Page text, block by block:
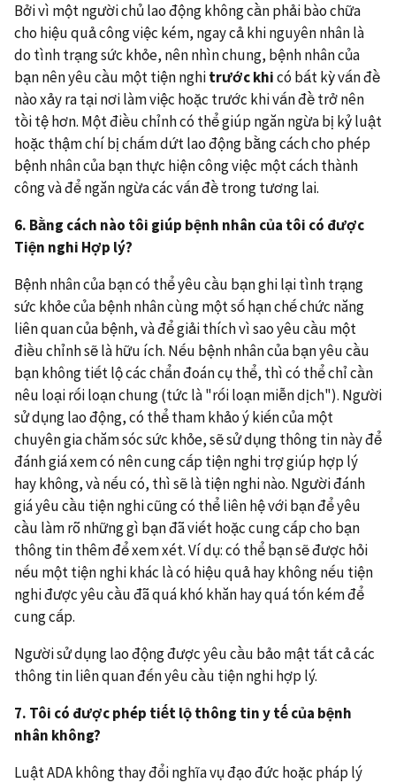
Bởi vì một người chủ lao động không cần phải bào chữa
cho hiệu quả công việc kém, ngay cả khi nguyên nhân là
do tình trạng sức khỏe, nên nhìn chung, bệnh nhân của
bạn nên yêu cầu một tiện nghitrước khicó bất kỳ vấn đề
nào xảy ra tại nơi làm việc hoặc trước khi vấn đề trở nên
tồi tệ hơn. Một điều chỉnh có thể giúp ngăn ngừa bị kỷ luật
hoặc thậm chí bị chấm dứt lao động bằng cách cho phép
bệnh nhân của bạn thực hiện công việc một cách thành
công và để ngăn ngừa các vấn đề trong tương lai.
6. Bằng cách nào tôi giúp bệnh nhân của tôi có được
Tiện nghi Hợp lý?
Bệnh nhân của bạn có thể yêu cầu bạn ghi lại tình trạng
sức khỏe của bệnh nhân cùng một số hạn chế chức năng
liên quan của bệnh, và để giải thích vì sao yêu cầu một
điều chỉnh sẽ là hữu ích. Nếu bệnh nhân của bạn yêu cầu
bạn không tiết lộ các chẩn đoán cụ thể, thì có thể chỉ cần
nêu loại rối loạn chung (tức là "rối loạn miễn dịch"). Người
sử dụng lao động, có thể tham khảo ý kiến của một
chuyên gia chăm sóc sức khỏe, sẽ sử dụng thông tin này để
đánh giá xem có nên cung cấp tiện nghi trợ giúp hợp lý
hay không, và nếu có, thì sẽ là tiện nghi nào. Người đánh
giá yêu cầu tiện nghi cũng có thể liên hệ với bạn để yêu
cầu làm rõ những gì bạn đã viết hoặc cung cấp cho bạn
thông tin thêm để xem xét. Ví dụ: có thể bạn sẽ được hỏi
nếu một tiện nghi khác là có hiệu quả hay không nếu tiện
nghi được yêu cầu đã quá khó khăn hay quá tốn kém để
cung cấp.
Người sử dụng lao động được yêu cầu bảo mật tất cả các
thông tin liên quan đến yêu cầu tiện nghi hợp lý.
7. Tôi có được phép tiết lộ thông tin y tế của bệnh
nhân không?
Luật ADA không thay đổi nghĩa vụ đạo đức hoặc pháp lý